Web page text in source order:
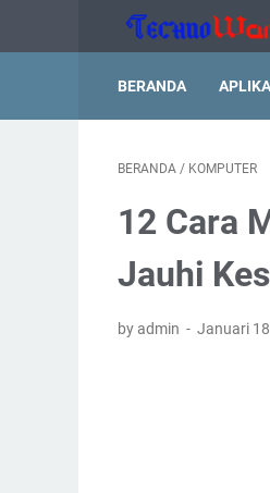
BERANDA
BERANDA / KOMPUTER
12 Cara
Jauhi
by admin Januari